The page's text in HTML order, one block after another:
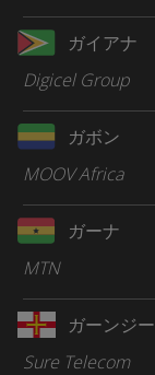
ガイアナ
Digicel Group
ガボン
MOOV Africa
ガーナ
MTN
ガーンジー
Sure Telecom